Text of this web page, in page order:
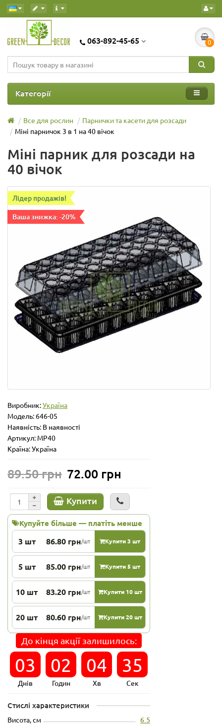
063-892-45-65 0
Категорії
Все для рослин
Парнички та касети для розсади
Міні парничок 3 в 1 на 40 вічок
Міні парник для розсади на
40 вічок
Лідер продажів!
Ваша знижка: -20%
Виробник:Україна
Модель: 646-05
Наявність: В наявності
Артикул: MP40
Країна: Україна
89.50 грн 72.00 грн
Купити
Купуйте більше — платіть менше
3 шт 86.80 грн/шт Купити 3 шт
5 шт 85.00 грн/шт Купити 5 шт
10 шт 83.20 грн/шт Купити 10 шт
20 шт 80.60 грн/шт Купити 20 шт
До кінця акції залишилось:
03
Днів
02
Годин
04
Хв
35
Сек
Стислі характеристики
Висота, см 6.5